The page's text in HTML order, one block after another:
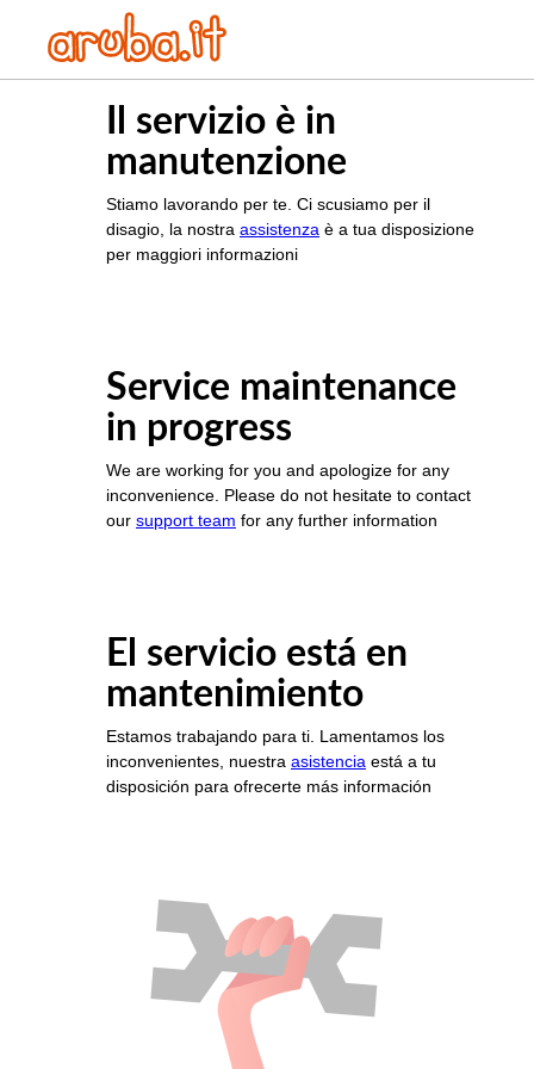
Il servizio è in
manutenzione
Stiamo lavorando per te. Ci scusiamo per il
disagio, la nostra assistenza è a tua disposizione
per maggiori informazioni
Service maintenance
in progress
We are working for you and apologize for any
inconvenience. Please do not hesitate to contact
our support team for any further information
El servicio está en
mantenimiento
Estamos trabajando para ti. Lamentamos los
inconvenientes, nuestra asistencia está a tu
disposición para ofrecerte más información